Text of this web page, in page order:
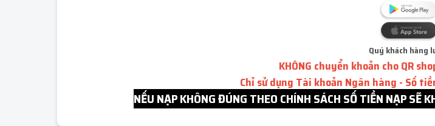
Quý khách hàng
KHÔNG chuyển khoản cho QR
Chỉ sử dụng Tài khoản Ngân hàng - Số
NẾU NẠP KHÔNG ĐÚNG THEO CHÍNH SÁCH SỐ TIỀN NẠP SẼ